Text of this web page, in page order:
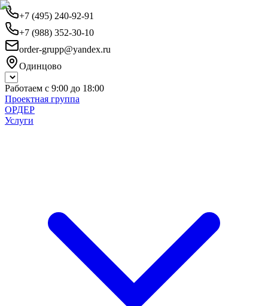
+7 (495) 240-92-91
+7 (988) 352-30-10
order-grupp@yandex.ru
Одинцово
Работаем с 9:00 до 18:00
Проектная группа
ОРДЕР
Услуги